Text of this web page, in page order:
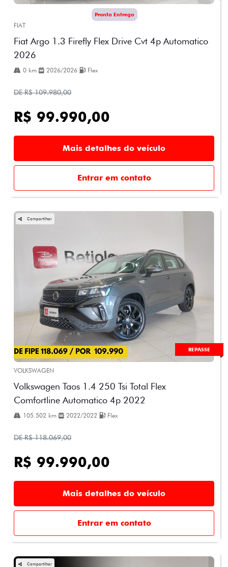
Pronta Entrega
FIAT
Fiat Argo 1.3 Firefly Flex Drive Cvt 4p Automatico
2026
0 km 2026/2026 Flex
DE R$ 109.980,00
R$ 99.990,00
Mais detalhes do veículo
Entrar em contato
REPASSE
Compartilhar
VOLKSWAGEN
Volkswagen Taos 1.4 250 Tsi Total Flex
Comfortline Automatico 4p 2022
105.502 km 2022/2022 Flex
DE R$ 118.069,00
R$ 99.990,00
Mais detalhes do veículo
Entrar em contato
Compartilhar